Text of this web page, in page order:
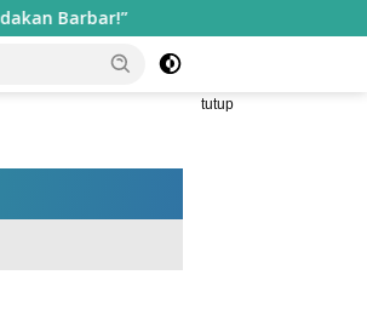
FPN Mendesak Pemerintah
tutup